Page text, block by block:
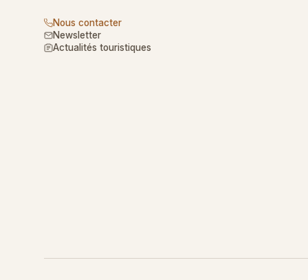
Nous contacter
Newsletter
Actualités touristiques